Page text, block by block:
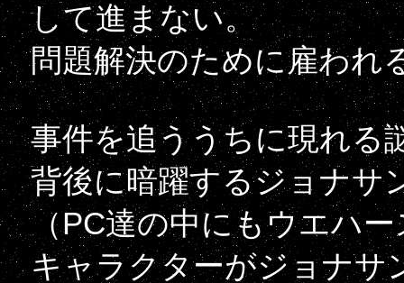
して進まない。
問題解決のために雇われ
事件を追ううちに現れる
背後に暗躍するジョナサ
（PC達の中にもウエハ
キャラクターがジョナサ